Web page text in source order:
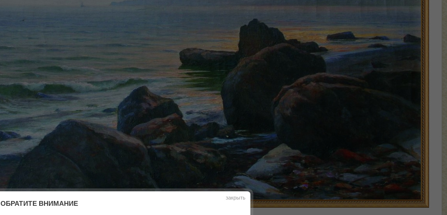
закрыть
ОБРАТИТЕ ВНИМАНИЕ